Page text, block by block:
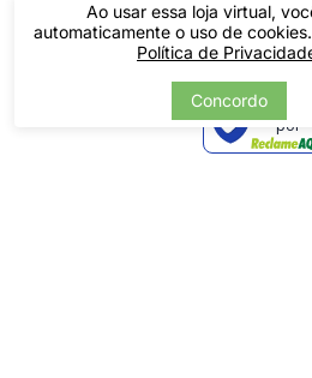
Ao usar essa loja virtual,
automaticamente o uso de
Política de
ConcordoVerificada
por